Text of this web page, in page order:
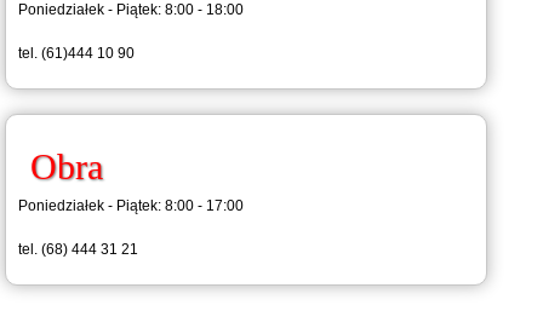
Poniedziałek - Piątek: 8:00 - 18:00
tel. (61)444 10 90
Obra
Poniedziałek - Piątek: 8:00 - 17:00
tel. (68) 444 31 21